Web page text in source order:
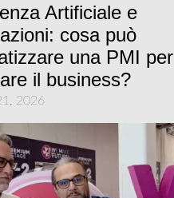
Artificiale e
cosa può
una PMI per
il business?
2026